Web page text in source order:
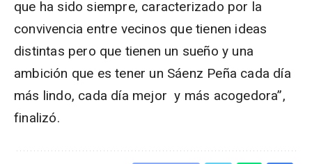
que ha sido siempre, caracterizado por la
convivencia entre vecinos que tienen ideas
distintas pero que tienen un sueño y una
ambición que es tener un Sáenz Peña cada día
más lindo, cada día mejor y más acogedora”,
finalizó.